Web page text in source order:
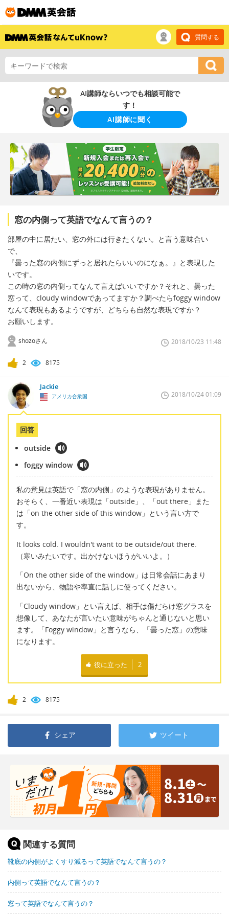
質問する
AI講師ならいつでも相談可能で
す！
AI講師に聞く
窓の内側って英語でなんて言うの？
部屋の中に居たい、窓の外には行きたくない。と言う意味合い
で、
『曇った窓の内側にずっと居れたらいいのになぁ。』と表現した
いです。
この時の窓の内側ってなんて言えばいいですか？それと、曇った
窓って、cloudy windowであってますか？調べたらfoggy window
なんて表現もあるようですが、どちらも自然な表現ですか？
お願いします。
shozoさん 2018/10/23 11:48
2 8175
Jackie
アメリカ合衆国 2018/10/24 01:09
回答
outside
foggy window
私の意見は英語で「窓の内側」のような表現がありません。
おそらく、一番近い表現は「outside」、「out there」また
は「on the other side of this window」という言い方で
す。
It looks cold. I wouldn't want to be outside/out there.
（寒いみたいです。出かけないほうがいいよ。）
「On the other side of the window」は日常会話にあまり
出ないから、物語や率直に話しに使ってください。
「Cloudy window」とい言えば、相手は傷だらけ窓グラスを
想像して、あなたが言いたい意味がちゃんと通じないと思い
ます。「Foggy window」と言うなら、「曇った窓」の意味
になります。
役に立った 2
2 8175
シェア ツイート
関連する質問
靴底の内側がよくすり減るって英語でなんて言うの？
内側って英語でなんて言うの？
窓って英語でなんて言うの？